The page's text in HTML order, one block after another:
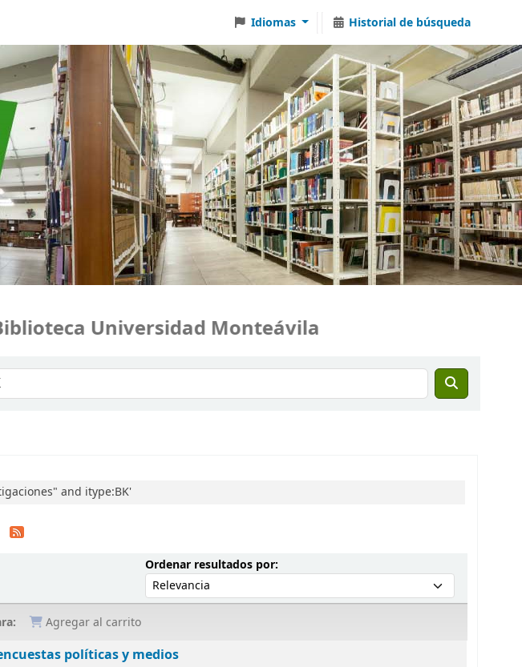
Idiomas Historial de búsqueda
Universidad Monteávila
and itype:BK'
Ordenar resultados por:Ordenar por:
Agregar al carrito
políticas y medios